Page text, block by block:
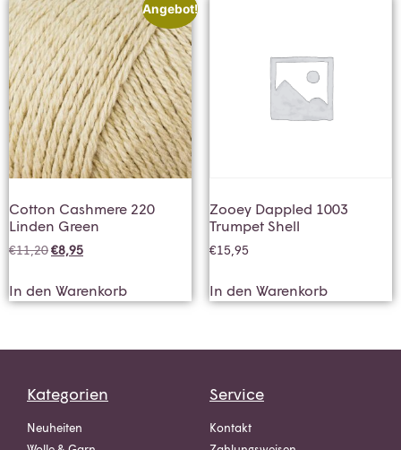
Angebot!
Cotton Cashmere 220
Linden Green
€11,20€8,95
In den Warenkorb
Zooey Dappled 1003
Trumpet Shell
€15,95
In den Warenkorb
Kategorien
Neuheiten
Service
Kontakt